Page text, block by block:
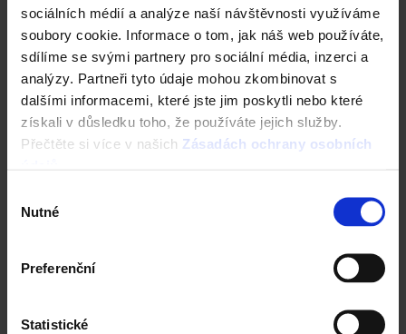
sociálních médií a analýze naší návštěvnosti využíváme
soubory cookie. Informace o tom, jak náš web používáte,
sdílíme se svými partnery pro sociální média, inzerci a
analýzy. Partneři tyto údaje mohou zkombinovat s
dalšími informacemi, které jste jim poskytli nebo které
získali v důsledku toho, že používáte jejich služby.
Přečtěte si více v našich Zásadách ochrany osobních
souhlasu
Nutné
Preferenční
Statistické
Fasáda Terca
Ceník Terca
Specialista prodeje
Navštivte vzorkovnu Terca